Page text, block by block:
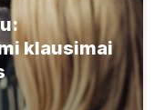
klausimai